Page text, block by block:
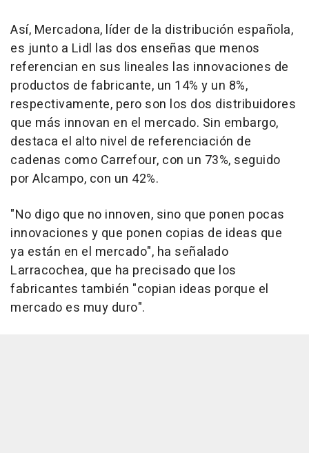
Así, Mercadona, líder de la distribución española,
es junto a Lidl las dos enseñas que menos
referencian en sus lineales las innovaciones de
productos de fabricante, un 14% y un 8%,
respectivamente, pero son los dos distribuidores
que más innovan en el mercado. Sin embargo,
destaca el alto nivel de referenciación de
cadenas como Carrefour, con un 73%, seguido
por Alcampo, con un 42%.
"No digo que no innoven, sino que ponen pocas
innovaciones y que ponen copias de ideas que
ya están en el mercado", ha señalado
Larracochea, que ha precisado que los
fabricantes también "copian ideas porque el
mercado es muy duro".